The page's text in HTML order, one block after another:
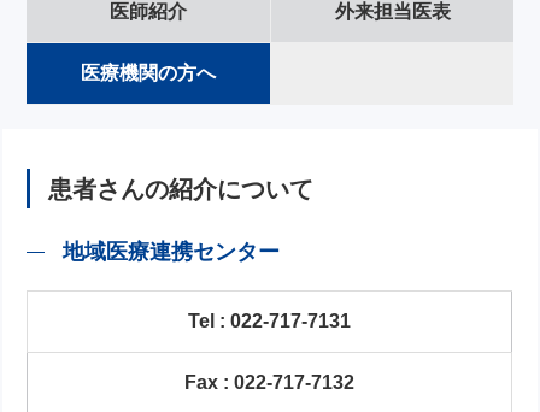
医師紹介 外来担当医表
医療機関の方へ
患者さんの紹介について
地域医療連携センター
Tel : 022-717-7131
Fax : 022-717-7132